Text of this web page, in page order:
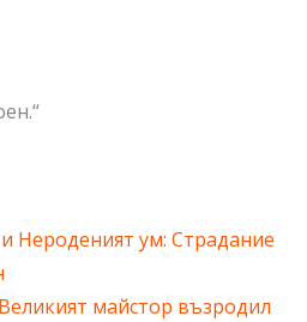
Нероденият ум: Страдание
майстор възродил